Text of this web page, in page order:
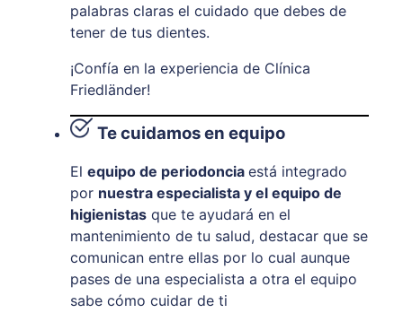
palabras claras el cuidado que debes de
tener de tus dientes.
¡Confía en la experiencia de Clínica
Friedländer!
Te cuidamos en equipo
El equipo de periodoncia está integrado
por nuestra especialista y el equipo de
higienistas que te ayudará en el
mantenimiento de tu salud, destacar que se
comunican entre ellas por lo cual aunque
pases de una especialista a otra el equipo
sabe cómo cuidar de ti